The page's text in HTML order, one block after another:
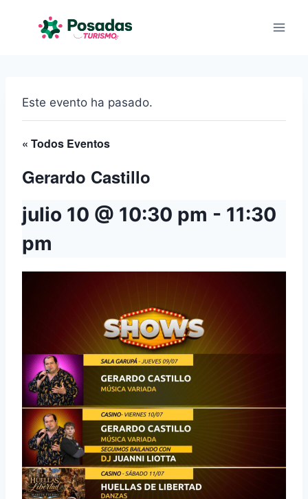
Este evento ha pasado.
« Todos Eventos
Gerardo Castillo
julio 10 @ 10:30 pm - 11:30
pm